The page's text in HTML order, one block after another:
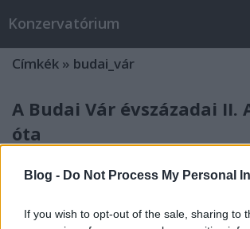
Blog - Do Not Process My Personal
If you wish to opt-out of the sale, sharing to
Konzervatórium
Címkék » budai_vár
A Budai Vár évszázadai II.
óta
hagyományok erejét mindig és